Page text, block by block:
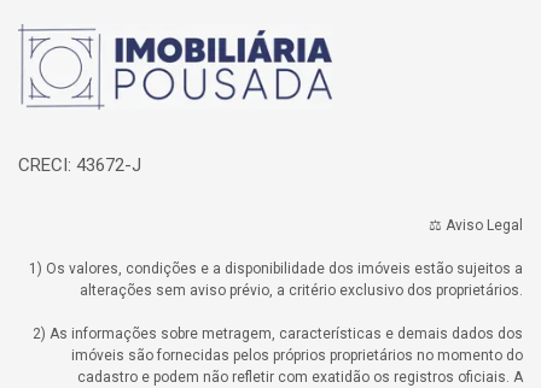
Página inicial
CRECI: 43672-J
⚖️ Aviso Legal
1) Os valores, condições e a disponibilidade dos imóveis estão sujeitos a
alterações sem aviso prévio, a critério exclusivo dos proprietários.
2) As informações sobre metragem, características e demais dados dos
imóveis são fornecidas pelos próprios proprietários no momento do
cadastro e podem não refletir com exatidão os registros oficiais. A